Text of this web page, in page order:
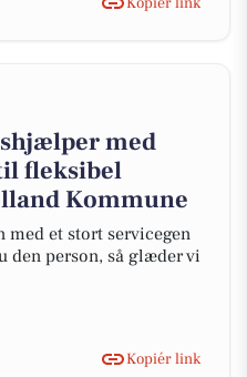
med
fleksibel
Kommune
med et stort servicegen
den person, så glæder vi
Kopiér link